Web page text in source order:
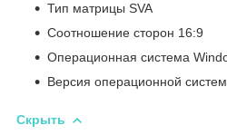
Тип матрицы SVA
Соотношение сторон 16:9
Операционная система
Версия операционной
Скрыть